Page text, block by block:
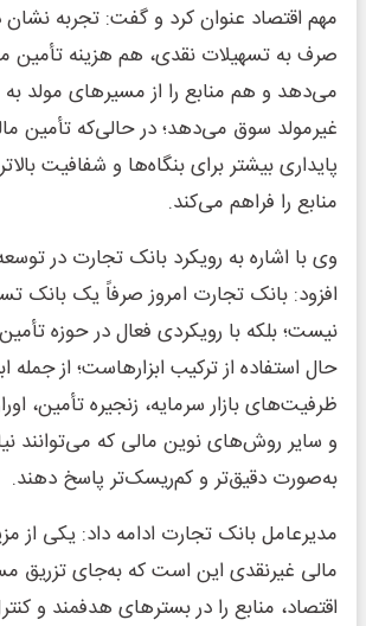
مهم اقتصاد عنوان کرد و گفت: تجربه نشان
صرف به تسهیلات نقدی، هم هزینه تأمین
می‌دهد و هم منابع را از مسیرهای مولد
غیرمولد سوق می‌دهد؛ در حالی‌که تأمین
پایداری بیشتر برای بنگاه‌ها و شفافیت
منابع را فراهم می‌کند.
وی با اشاره به رویکرد بانک تجارت در
افزود: بانک تجارت امروز صرفاً یک بانک
نیست؛ بلکه با رویکردی فعال در حوزه
حال استفاده از ترکیب ابزارهاست؛ از جمله
ظرفیت‌های بازار سرمایه، زنجیره تأمین،
و سایر روش‌های نوین مالی که می‌توانند
به‌صورت دقیق‌تر و کم‌ریسک‌تر پاسخ دهند.
مدیرعامل بانک تجارت ادامه داد: یکی از
مالی غیرنقدی این است که به‌جای تزریق
اقتصاد، منابع را در بسترهای هدفمند و